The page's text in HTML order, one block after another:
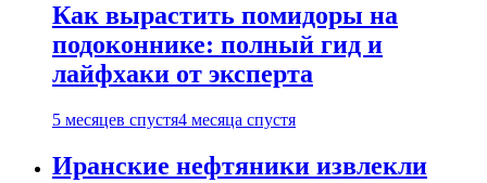
Как вырастить помидоры на
подоконнике: полный гид и
лайфхаки от эксперта
5 месяцев спустя4 месяца спустя
Иранские нефтяники извлекли